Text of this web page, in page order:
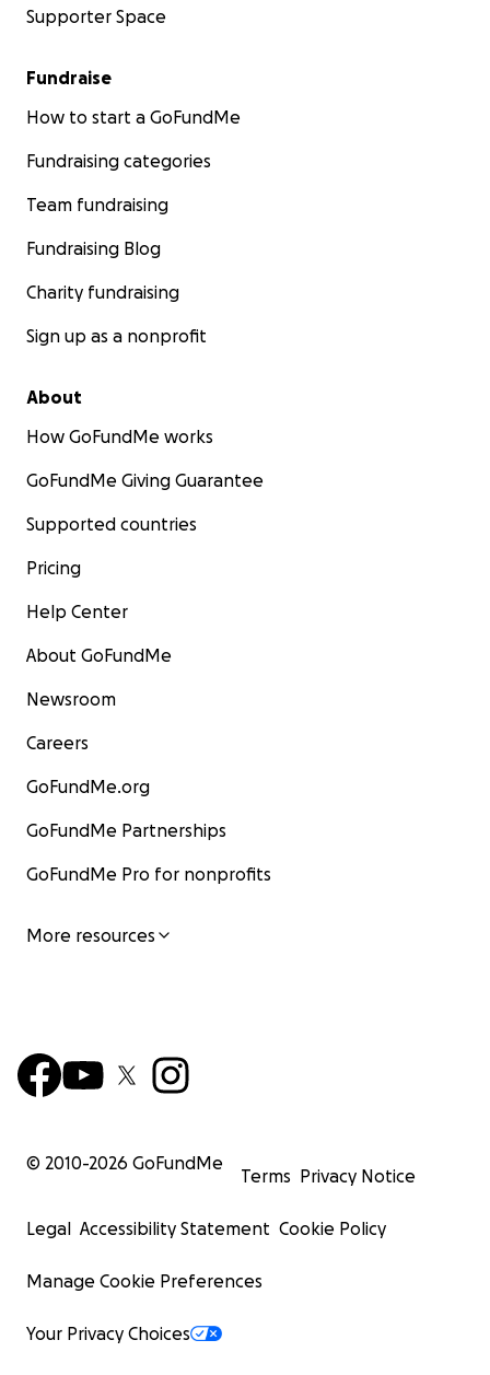
Supporter Space
Fundraise
How to start a GoFundMe
Fundraising categories
Team fundraising
Fundraising Blog
Charity fundraising
Sign up as a nonprofit
About
How GoFundMe works
GoFundMe Giving Guarantee
Supported countries
Pricing
Help Center
About GoFundMe
Newsroom
Careers
GoFundMe.org
GoFundMe Partnerships
GoFundMe Pro for nonprofits
More resources
© 2010-2026 GoFundMe
Terms Privacy Notice
Legal Accessibility Statement Cookie Policy
Manage Cookie Preferences
Your Privacy Choices